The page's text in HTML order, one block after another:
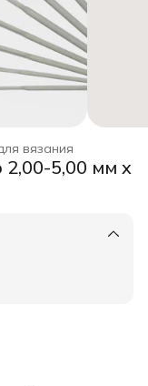
вязания
5,00 мм x